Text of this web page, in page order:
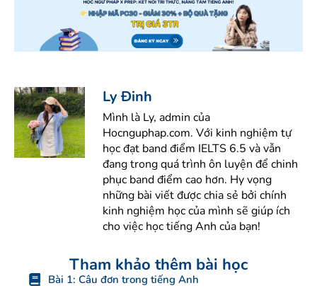
Ly Đinh
Mình là Ly, admin của
Hocnguphap.com. Với kinh nghiệm tự
học đạt band điểm IELTS 6.5 và vẫn
đang trong quá trình ôn luyện để chinh
phục band điểm cao hơn. Hy vọng
những bài viết được chia sẻ bởi chính
kinh nghiệm học của mình sẽ giúp ích
cho việc học tiếng Anh của bạn!
Tham khảo thêm bài học
Bài 1: Câu đơn trong tiếng Anh